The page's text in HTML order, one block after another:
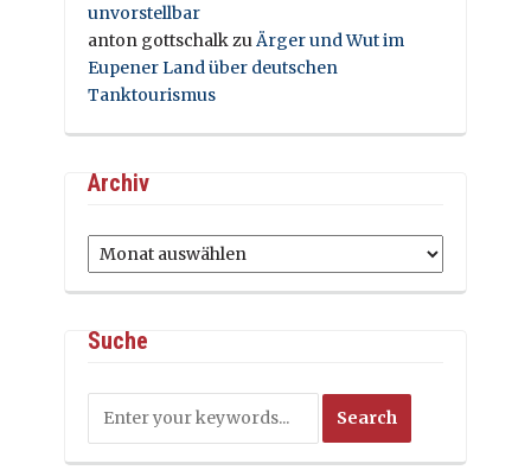
unvorstellbar
anton gottschalkzuÄrger und Wut im
Eupener Land über deutschen
Tanktourismus
Archiv
Archiv
Suche